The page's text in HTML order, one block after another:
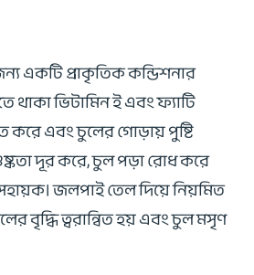
একটি প্রাকৃতিক কন্ডিশনার
থাকা ভিটামিন ই এবং ফ্যাটি
এবং চুলের গোড়ায় পুষ্টি
দূর করে, চুল পড়া রোধ করে
জলপাই তেল দিয়ে নিয়মিত
বৃদ্ধি ত্বরান্বিত হয় এবং চুল মসৃণ